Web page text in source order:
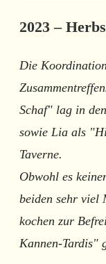
2023 –
Die
Schaf" lag in
sowie Lia als
Taverne.
Obwohl es
beiden sehr viel
kochen zur
Kannen-Tardis"